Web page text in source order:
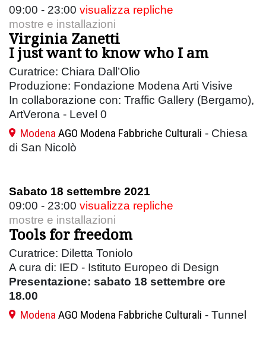
09:00 - 23:00 visualizza repliche
mostre e installazioni
Virginia Zanetti
I just want to know who I am
Curatrice: Chiara Dall’Olio
Produzione: Fondazione Modena Arti Visive
In collaborazione con: Traffic Gallery (Bergamo),
ArtVerona - Level 0
Modena AGO Modena Fabbriche Culturali - Chiesa
di San Nicolò
Sabato 18 settembre 2021
09:00 - 23:00 visualizza repliche
mostre e installazioni
Tools for freedom
Curatrice: Diletta Toniolo
A cura di: IED - Istituto Europeo di Design
Presentazione: sabato 18 settembre ore
18.00
Modena AGO Modena Fabbriche Culturali - Tunnel